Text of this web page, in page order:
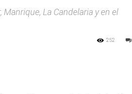
La Candelaria y en el
252